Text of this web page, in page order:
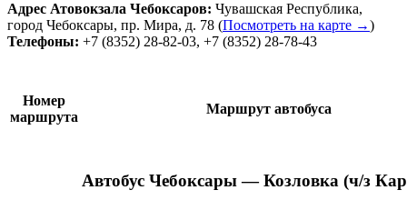
Адрес Атовокзала Чебоксаров: Чувашская Республика,
город Чебоксары, пр. Мира, д. 78 (Посмотреть на карте →)
Телефоны: +7 (8352) 28-82-03, +7 (8352) 28-78-43
Номер
маршрута
Маршрут автобуса
Автобус Чебоксары — Козловка (ч/з